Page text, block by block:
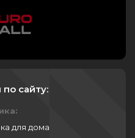
по сайту:
для дома